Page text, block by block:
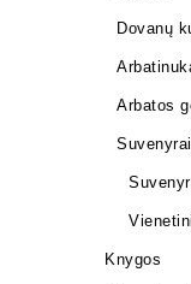
Dovanų
Arbatos
Suvenyrai
Knygos